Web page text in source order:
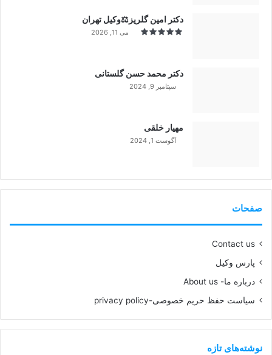
دکتر امین گلریز⚖️وکیل تهران
می 11, 2026
دکتر محمد حسن گلستانی
سپتامبر 9, 2024
مهیار خلقی
آگوست 1, 2024
صفحات
Contact us
پارس وکیل
درباره ما- About us
سیاست حفظ حریم خصوصی-privacy policy
نوشته‌های تازه